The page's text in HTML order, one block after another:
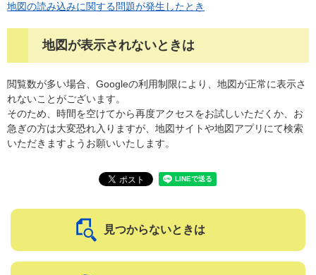
地図の読み込みに関する問題が発生したとき
地図が表示されないときは
閲覧数が多い場合、Googleの利用制限により、地図が正常に表示さ
れないことがございます。
そのため、時間を空けてから再度アクセスをお試しいただくか、お
急ぎの方は大変恐れ入りますが、地図サイトや地図アプリにて検索
いただきますようお願いいたします。
見つからないときは